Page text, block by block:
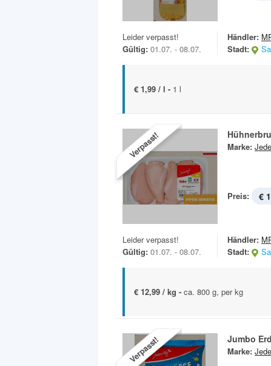
Leider verpasst!
Gültig: 01.07. - 08.07.
Händler:
Stadt:
€ 1,99 / l - 1 l
Verpasst! Marke:
Preis: €
Leider verpasst!
Gültig: 01.07. - 08.07.
Händler:
Stadt:
€ 12,99 / kg - ca. 800 g, per kg
Verpasst! Jumbo
Marke: